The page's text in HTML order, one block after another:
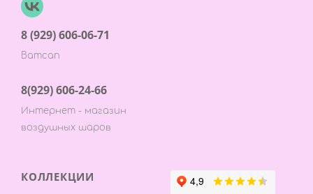
8 (929) 606-06-71
Ватсап
8(929) 606-24-66
Интернет - магазин
воздушных шаров
КОЛЛЕКЦИИ